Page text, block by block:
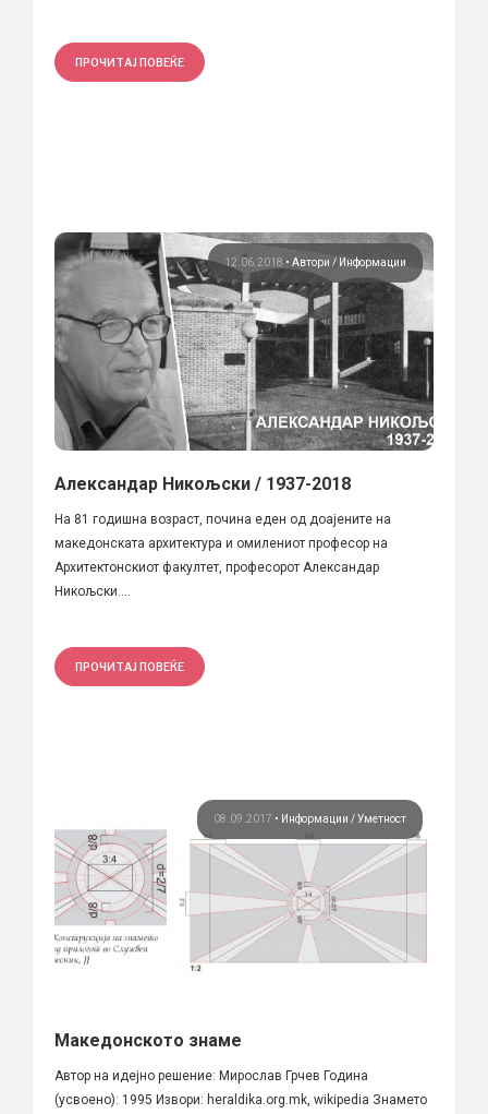
ПРОЧИТАЈ ПОВЕЌЕ
12.06.2018 • Автори Информации
Александар Никољски / 1937-2018
На 81 годишна возраст, почина еден од доајените на
македонската архитектура и омилениот професор на
Архитектонскиот факултет, професорот Александар
Никољски....
ПРОЧИТАЈ ПОВЕЌЕ
08.09.2017 • Информации Уметност
Македонското знаме
Автор на идејно решение: Мирослав Грчев Година
(усвоено): 1995 Извори: heraldika.org.mk, wikipedia Знамето